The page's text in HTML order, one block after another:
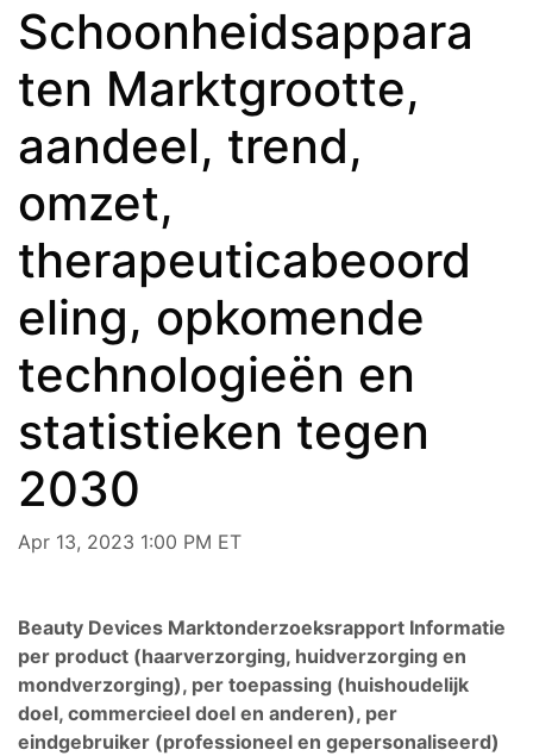
Schoonheidsappara
ten Marktgrootte,
aandeel, trend,
omzet,
therapeuticabeoord
eling, opkomende
technologieën en
statistieken tegen
2030
Apr 13, 2023 1:00 PM ET
Beauty Devices Marktonderzoeksrapport Informatie
per product (haarverzorging, huidverzorging en
mondverzorging), per toepassing (huishoudelijk
doel, commercieel doel en anderen), per
eindgebruiker (professioneel en gepersonaliseerd)